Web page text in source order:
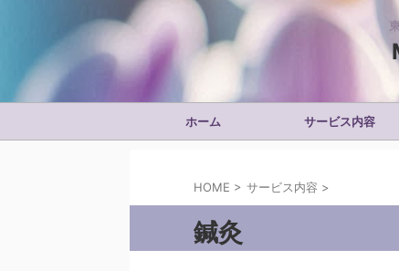
ホーム サービス内容
HOME > サービス内容 >
鍼灸